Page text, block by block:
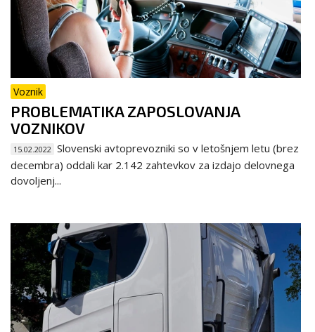
Voznik
PROBLEMATIKA ZAPOSLOVANJA
VOZNIKOV
15.02.2022 Slovenski avtoprevozniki so v letošnjem letu (brez
decembra) oddali kar 2.142 zahtevkov za izdajo delovnega
dovoljenj...